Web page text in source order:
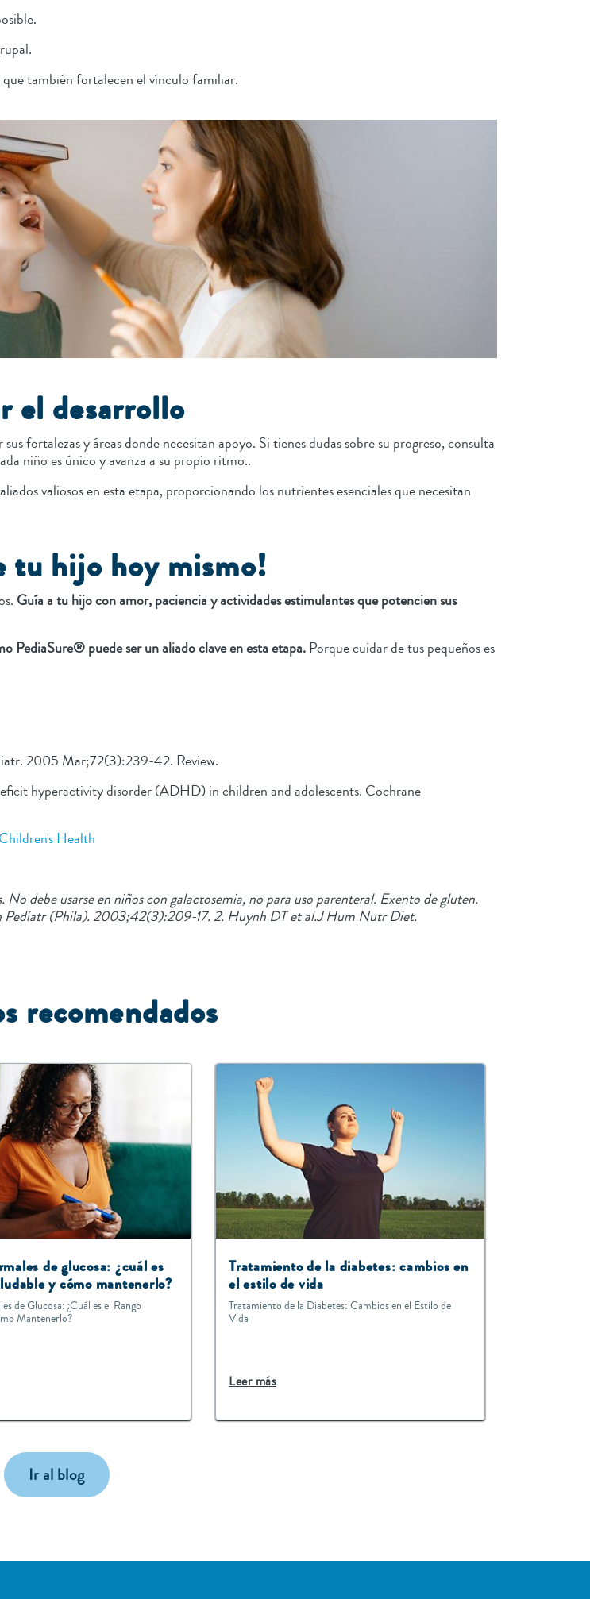
que también fortalecen el vínculo familiar.
el desarrollo
fortalezas y áreas donde necesitan apoyo. Si tienes dudas sobre su progreso, consulta
niño es único y avanza a su propio ritmo..
valiosos en esta etapa, proporcionando los nutrientes esenciales que necesitan
tu hijo hoy mismo!
Guía a tu hijo con amor, paciencia y actividades estimulantes que potencien sus
PediaSure® puede ser un aliado clave en esta etapa.Porque cuidar de tus pequeños es
2005 Mar;72(3):239-42. Review.
hyperactivity disorder (ADHD) in children and adolescents. Cochrane
Health
debe usarse en niños con galactosemia, no para uso parenteral. Exento de gluten.
Pediatr (Phila). 2003;42(3):209-17. 2. Huynh DT et al.J Hum Nutr Diet.
recomendados
de glucosa: ¿cuál es
y cómo mantenerlo?
de Glucosa: ¿Cuál es el Rango
Mantenerlo?
Tratamiento de la diabetes: cambios en
el estilo de vida
Tratamiento de la Diabetes: Cambios en el Estilo de
Vida
Leer más
Ir al blog